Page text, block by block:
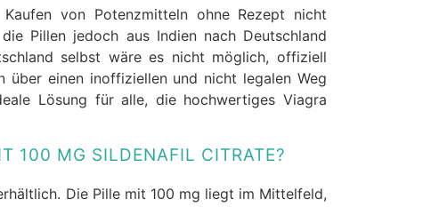
von Potenzmitteln ohne Rezept nicht
Pillen jedoch aus Indien nach Deutschland
selbst wäre es nicht möglich, offiziell
über einen inoffiziellen und nicht legalen Weg
Lösung für alle, die hochwertiges Viagra
100 MG SILDENAFIL CITRATE?
Die Pille mit 100 mg liegt im Mittelfeld,